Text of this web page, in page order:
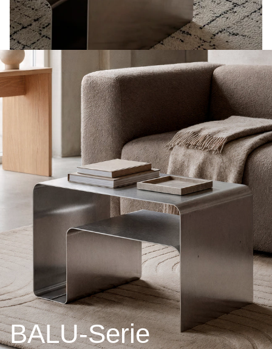
BALU-Serie